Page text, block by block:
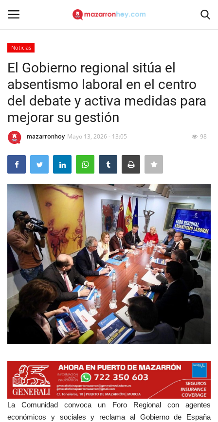
Inicio
Contacto
Noticias
Mazarrón Hoy
Entrevistas
Reportajes
Empresas
Mapa de Mazarrón
Vídeos
Galerías
Contacto
Empresas
Noticias
El Gobierno regional sitúa el
absentismo laboral en el centro
del debate y activa medidas para
mejorar su gestión
mazarronhoy Mayo 13, 2026 - 13:05 98
La Comunidad convoca un Foro Regional con agentes
económicos y sociales y reclama al Gobierno de España